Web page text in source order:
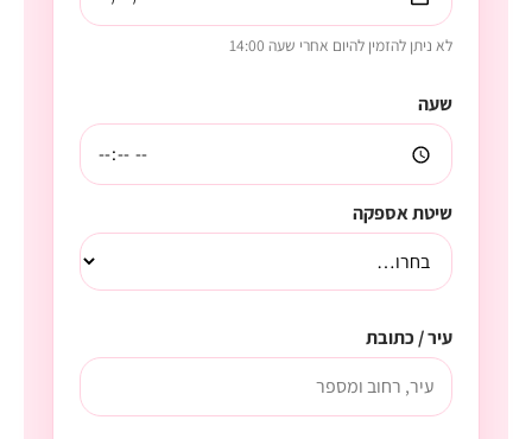
לא ניתן להזמין להיום אחרי שעה 14:00
שעה
שיטת אספקה
עיר / כתובת